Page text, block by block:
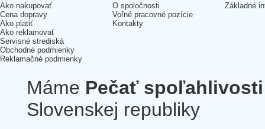
Ako nakupovať
Cena dopravy
Ako platiť
Ako reklamovať
Servisné strediská
Obchodné podmienky
Reklamačné podmienky
O spoločnosti
Voľné pracovné pozície
Kontakty
Základné
Máme Pečať spoľahlivosti
Slovenskej republiky